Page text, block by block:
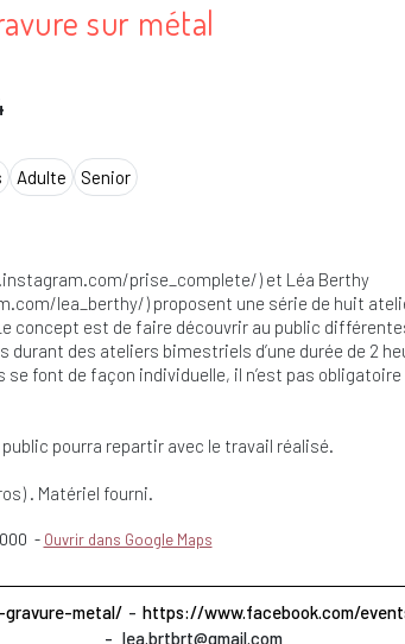
sur métal
Adulte Senior
prise_complete/) et Léa Berthy
lea_berthy/) proposent une série de huit
concept est de faire découvrir au public
durant des ateliers bimestriels d’une durée de 2
font de façon individuelle, il n’est pas
pourra repartir avec le travail réalisé.
. Matériel fourni.
- Ouvrir dans Google Maps
metal/
https://www.facebook.com/
lea.brtbrt@gmail.com